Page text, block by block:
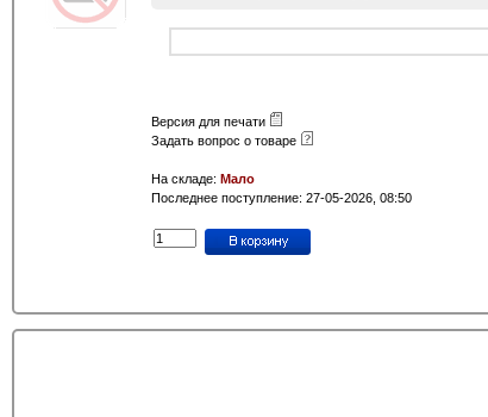
Версия для печати
Задать вопрос о товаре
На складе: Мало
Последнее поступление: 27-05-2026, 08:50